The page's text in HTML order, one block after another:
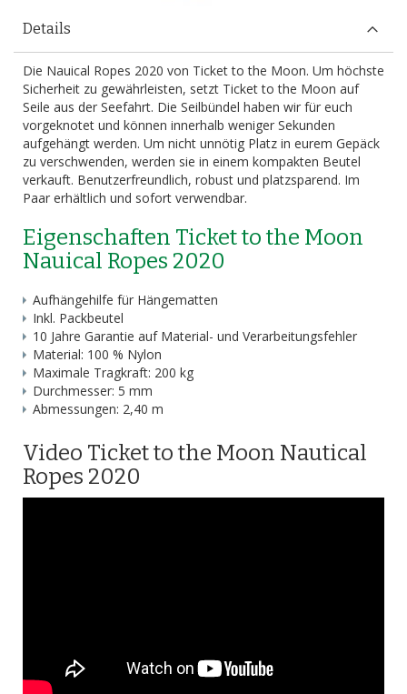
Details
Die Nauical Ropes 2020 von Ticket to the Moon. Um höchste
Sicherheit zu gewährleisten, setzt Ticket to the Moon auf
Seile aus der Seefahrt. Die Seilbündel haben wir für euch
vorgeknotet und können innerhalb weniger Sekunden
aufgehängt werden. Um nicht unnötig Platz in eurem Gepäck
zu verschwenden, werden sie in einem kompakten Beutel
verkauft. Benutzerfreundlich, robust und platzsparend. Im
Paar erhältlich und sofort verwendbar.
Eigenschaften Ticket to the Moon
Nauical Ropes 2020
Aufhängehilfe für Hängematten
Inkl. Packbeutel
10 Jahre Garantie auf Material- und Verarbeitungsfehler
Material: 100 % Nylon
Maximale Tragkraft: 200 kg
Durchmesser: 5 mm
Abmessungen: 2,40 m
Video Ticket to the Moon Nautical
Ropes 2020